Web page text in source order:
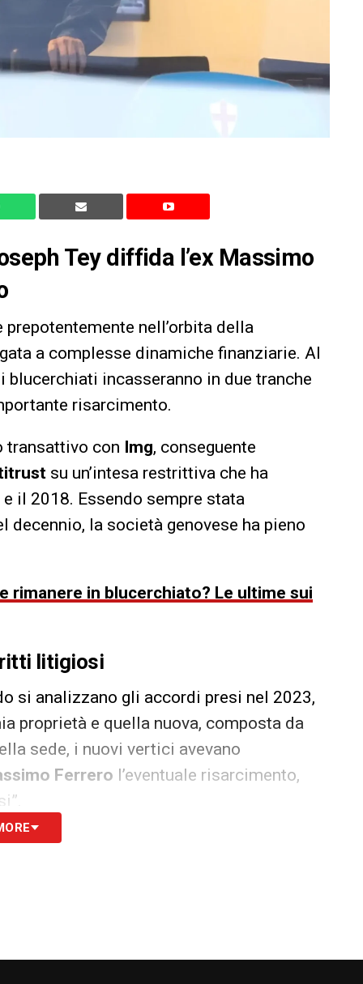
Tey diffida l’ex Massimo
prepotentemente nell’orbita della
a complesse dinamiche finanziarie. Al
incasseranno in due tranche
risarcimento.
transattivo con Img, conseguente
su un’intesa restrittiva che ha
il 2018. Essendo sempre stata
la società genovese ha pieno
rimanere in blucerchiato? Le ultime sui
litigiosi
si analizzano gli accordi presi nel 2023,
proprietà e quella nuova, composta da
sede, i nuovi vertici avevano
Ferrero l’eventuale risarcimento,
presidente avrebbe dovuto impiegare